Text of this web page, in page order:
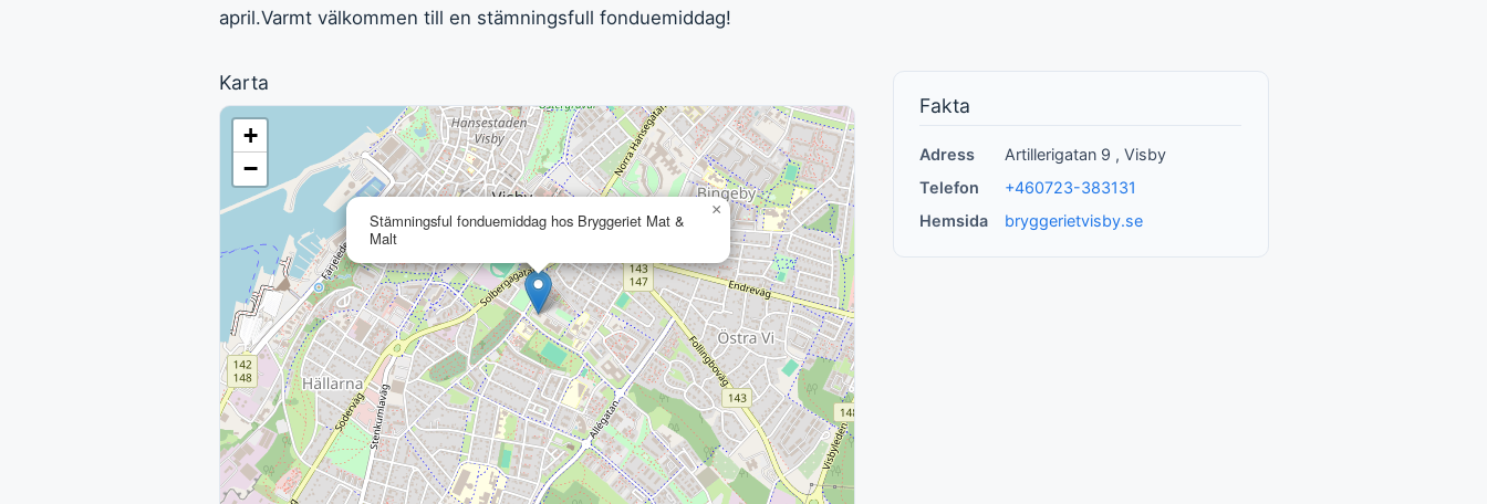
april.Varmt välkommen till en stämningsfull fonduemiddag!
Karta
Stämningsful fonduemiddag hos Bryggeriet Mat &
Malt
×
+
−
Fakta
Adress
Artillerigatan 9 , Visby
Telefon
+460723-383131
Hemsida
bryggerietvisby.se